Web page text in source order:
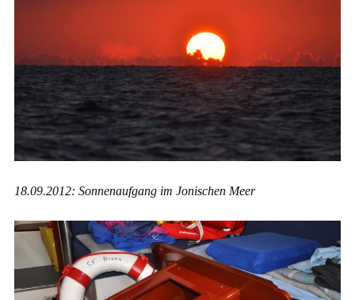
18.09.2012: Sonnenaufgang im Jonischen Meer